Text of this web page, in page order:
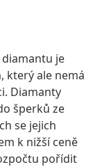
je
který ale nemá
Diamanty
šperků ze
se jejich
k nižší ceně
pořídit